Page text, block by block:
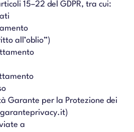
15–22 del GDPR, tra cui:
all’oblio”)
Garante per la Protezione dei
a